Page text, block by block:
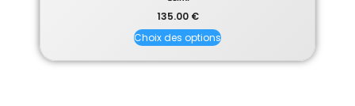
135.00 €
Choix des options